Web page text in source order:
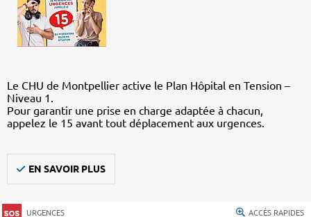
Le CHU de Montpellier active le Plan Hôpital en Tension –
Niveau 1.
Pour garantir une prise en charge adaptée à chacun,
appelez le 15 avant tout déplacement aux urgences.
EN SAVOIR PLUS
URGENCES ACCÈS RAPIDES